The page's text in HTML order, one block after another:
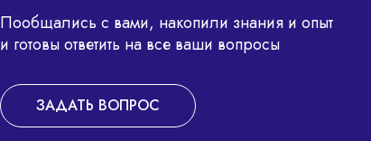
Пообщались с вами, накопили знания и опыт
и готовы ответить на все ваши вопросы
ЗАДАТЬ ВОПРОС